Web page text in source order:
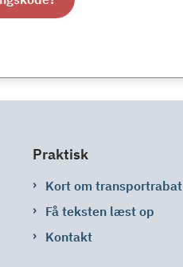
Praktisk
Kort om transportrabat
Få teksten læst op
Kontakt